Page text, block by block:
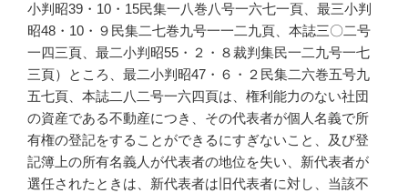
小判昭39・10・15民集一八巻八号一六七一頁、最三小判
昭48・10・９民集二七巻九号一一二九頁、本誌三〇二号
一四三頁、最二小判昭55・２・８裁判集民一二九号一七
三頁）ところ、最二小判昭47・６・２民集二六巻五号九
五七頁、本誌二八二号一六四頁は、権利能力のない社団
の資産である不動産につき、その代表者が個人名義で所
有権の登記をすることができるにすぎないこと、及び登
記簿上の所有名義人が代表者の地位を失い、新代表者が
選任されたときは、新代表者は旧代表者に対し、当該不